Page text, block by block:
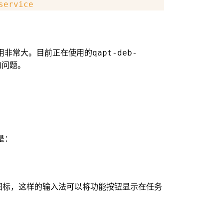
非常大。目前正在使用的qapt-deb-
题。
，这样的输入法可以将功能按钮显示在任务